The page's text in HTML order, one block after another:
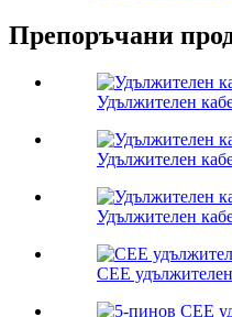
Препоръчани
Удължителен
Удължителен
Удължителен
CEE